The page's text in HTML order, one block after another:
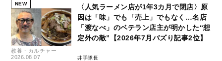
NEW
教養・カルチャー
2026.08.07
〈人気ラーメン店が1年3カ月で閉店〉原
因は「味」でも「売上」でもなく…名店
「渡なべ」のベテラン店主が明かした“想
定外の敵”【2026年7月バズり記事2位】
井手隊長